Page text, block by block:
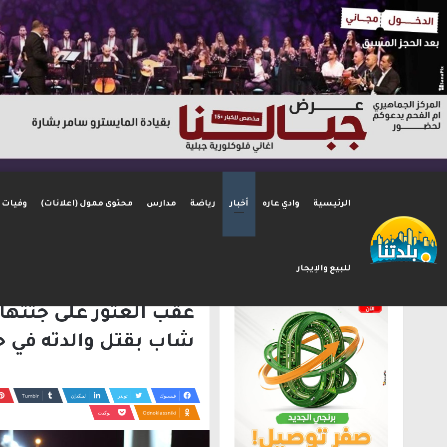
الرئيسية وادي عاره أخبار رياضة مدارس محتوى ممول (اعلانات) وفيات
للبيع والإيجار
توثيق : لائحة اتهام بحق شاب من الناصرة بعد ضبط مسدس ألقاه خلال محاولته
عُقب العثور على
شاب بقتل والدته في
فيسبوك تويتر لينكدإن
Odnoklassniki بوكيت
الإعلانات